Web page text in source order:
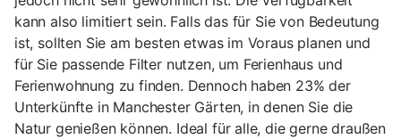
kann also limitiert sein. Falls das für Sie von Bedeutung
ist, sollten Sie am besten etwas im Voraus planen und
für Sie passende Filter nutzen, um Ferienhaus und
Ferienwohnung zu finden. Dennoch haben 23% der
Unterkünfte in Manchester Gärten, in denen Sie die
Natur genießen können. Ideal für alle, die gerne draußen